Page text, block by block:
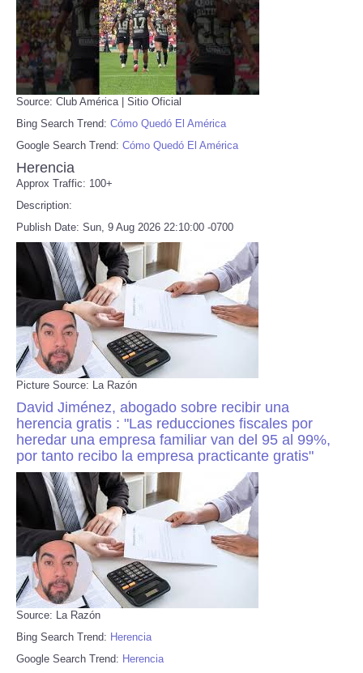
Source: Club América | Sitio Oficial
Bing Search Trend: Cómo Quedó El América
Google Search Trend: Cómo Quedó El América
Herencia
Approx Traffic: 100+
Description:
Publish Date: Sun, 9 Aug 2026 22:10:00 -0700
Picture Source: La Razón
David Jiménez, abogado sobre recibir una
herencia gratis : "Las reducciones fiscales por
heredar una empresa familiar van del 95 al 99%,
por tanto recibo la empresa practicante gratis"
Source: La Razón
Bing Search Trend: Herencia
Google Search Trend: Herencia